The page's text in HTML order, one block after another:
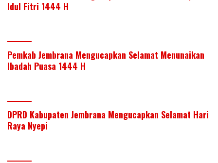
Idul Fitri 1444 H
Pemkab Jembrana Mengucapkan Selamat Menunaikan
Ibadah Puasa 1444 H
DPRD Kabupaten Jembrana Mengucapkan Selamat Hari
Raya Nyepi